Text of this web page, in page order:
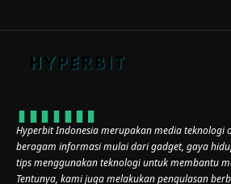
Hyperbit Indonesia merupakan media teknologi
beragam informasi mulai dari gadget, gaya
tips menggunakan teknologi untuk membantu
Tentunya, kami juga melakukan pengulasan